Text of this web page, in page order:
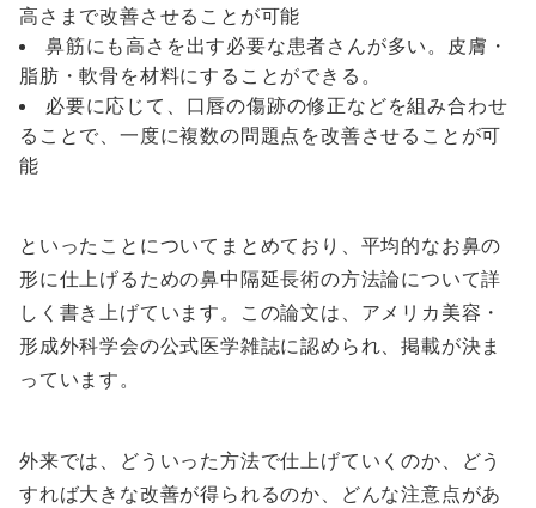
高さまで改善させることが可能
鼻筋にも高さを出す必要な患者さんが多い。皮膚・
脂肪・軟骨を材料にすることができる。
必要に応じて、口唇の傷跡の修正などを組み合わせ
ることで、一度に複数の問題点を改善させることが可
能
といったことについてまとめており、平均的なお鼻の
形に仕上げるための鼻中隔延長術の方法論について詳
しく書き上げています。この論文は、アメリカ美容・
形成外科学会の公式医学雑誌に認められ、掲載が決ま
っています。
外来では、どういった方法で仕上げていくのか、どう
すれば大きな改善が得られるのか、どんな注意点があ